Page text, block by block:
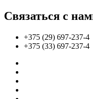
Связаться с
+375 (29) 697-237-4
+375 (33) 697-237-4